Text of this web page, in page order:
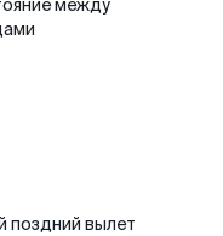
между
поздний вылет